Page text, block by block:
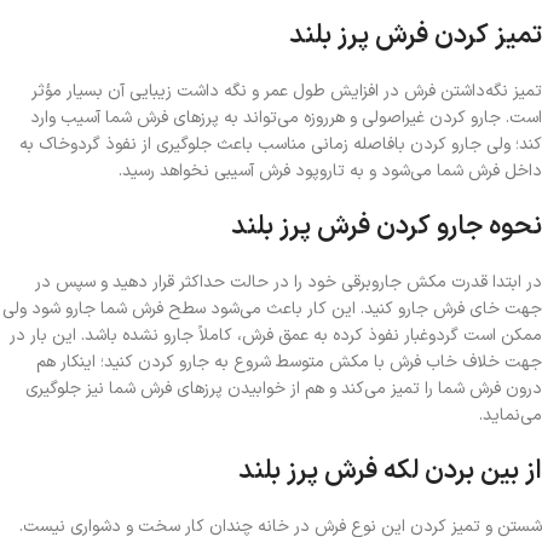
تمیز کردن فرش پرز بلند
تمیز نگه‌داشتن فرش در افزایش طول عمر و نگه داشت زیبایی آن بسیار مؤثر
است. جارو کردن غیراصولی و هرروزه می‌تواند به پرزهای فرش شما آسیب وارد
کند؛ ولی جارو کردن بافاصله زمانی مناسب باعث جلوگیری از نفوذ گردوخاک به
داخل فرش شما می‌شود و به تاروپود فرش آسیبی نخواهد رسید.
نحوه جارو کردن فرش پرز بلند
در ابتدا قدرت مکش جاروبرقی خود را در حالت حداکثر قرار دهید و سپس در
جهت خای فرش جارو کنید. این کار باعث می‌شود سطح فرش شما جارو شود ولی
ممکن است گردوغبار نفوذ کرده به عمق فرش، کاملاً جارو نشده باشد. این بار در
جهت خلاف خاب فرش با مکش متوسط شروع به جارو کردن کنید؛ اینکار هم
درون فرش شما را تمیز می‌کند و هم از خوابیدن پرزهای فرش شما نیز جلوگیری
می‌نماید.
از بین بردن لکه فرش پرز بلند
شستن و تمیز کردن این نوع فرش در خانه چندان کار سخت و دشواری نیست.